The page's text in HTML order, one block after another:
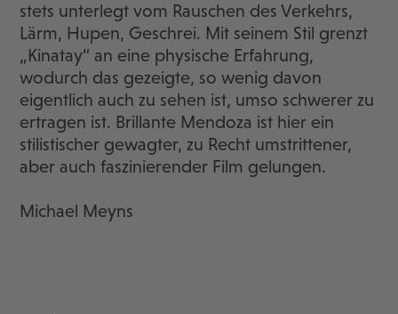
stets unterlegt vom Rauschen des Verkehrs,
Lärm, Hupen, Geschrei. Mit seinem Stil grenzt
„Kinatay“ an eine physische Erfahrung,
wodurch das gezeigte, so wenig davon
eigentlich auch zu sehen ist, umso schwerer zu
ertragen ist. Brillante Mendoza ist hier ein
stilistischer gewagter, zu Recht umstrittener,
aber auch faszinierender Film gelungen.
Michael Meyns